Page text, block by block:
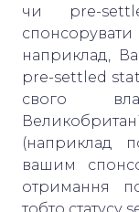
чи pre-
наприклад,
pre-settled
свого
(наприклад
вашим
отримання
тобто статусу